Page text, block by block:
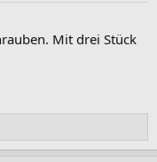
Mit drei Stück